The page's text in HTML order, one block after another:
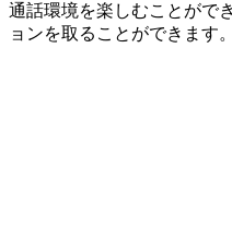
通話環境を楽しむことがで
ョンを取ることができます。